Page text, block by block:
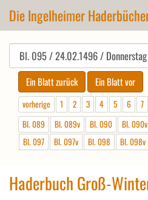
Die Ingelheimer
vorherige 1 2 3 4 5 6 7
Bl. 089
Bl. 089v Bl. 090 Bl. 090v
Bl. 097
Bl. 097v Bl. 098 Bl. 098v
Haderbuch Groß-